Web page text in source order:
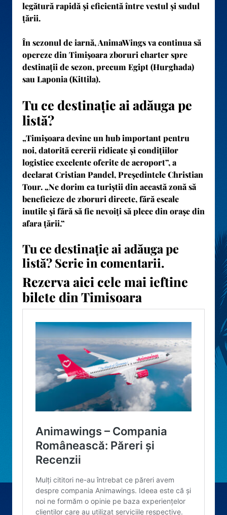
legătură rapidă și eficientă între vestul și sudul
țării.
În sezonul de iarnă, AnimaWings va continua să
opereze din Timișoara zboruri charter spre
destinații de sezon, precumEgipt (Hurghada)
sauLaponia (Kittila).
Tu ce destinație ai adăuga pe
listă?
„Timișoara devine un hub important pentru
noi, datorită cererii ridicate și condițiilor
logistice excelente oferite de aeroport”, a
declarat Cristian Pandel, Președintele Christian
Tour. „Ne dorim ca turiștii din această zonă să
beneficieze de zboruri directe, fără escale
inutile și fără să fie nevoiți să plece din orașe din
afara țării.”
Tu ce destinație ai adăuga pe
listă? Scrie in comentarii.
Rezerva aici cele mai ieftine
bilete din Timisoara